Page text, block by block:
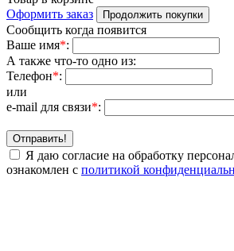
Оформить заказ
Продолжить покупки
Сообщить когда появится
Ваше имя*:
А также что-то одно из:
Телефон*:
или
e-mail для связи*:
Отправить!
Я даю согласие на обработку
ознакомлен с политикой